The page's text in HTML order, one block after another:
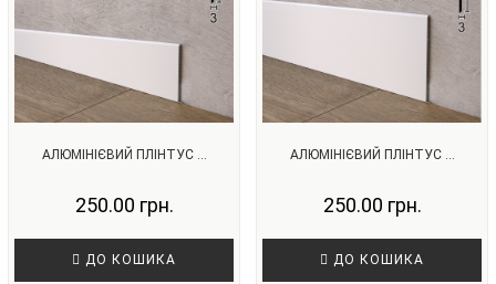
АЛЮМІНІЄВИЙ ПЛІНТУС ...
250.00 грн.
ДО КОШИКА
АЛЮМІНІЄВИЙ ПЛІНТУС ...
250.00 грн.
ДО КОШИКА